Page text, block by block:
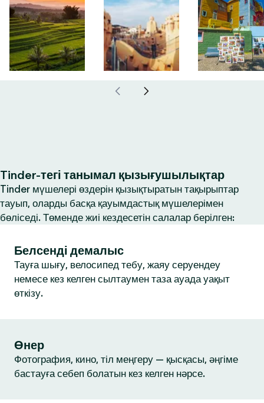
Tinder-тегі танымал қызығушылықтар
Tinder мүшелері өздерін қызықтыратын тақырыптар
тауып, оларды басқа қауымдастық мүшелерімен
бөліседі. Төменде жиі кездесетін салалар берілген:
Белсенді демалыс
Тауға шығу, велосипед тебу, жаяу серуендеу
немесе кез келген сылтаумен таза ауада уақыт
өткізу.
Өнер
Фотография, кино, тіл меңгеру — қысқасы, әңгіме
бастауға себеп болатын кез келген нәрсе.